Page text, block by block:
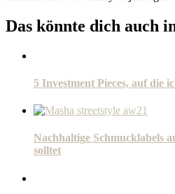
Das könnte dich auch
5 Investment Pieces, auf die
Nachhaltige Schmucklabels
solltet